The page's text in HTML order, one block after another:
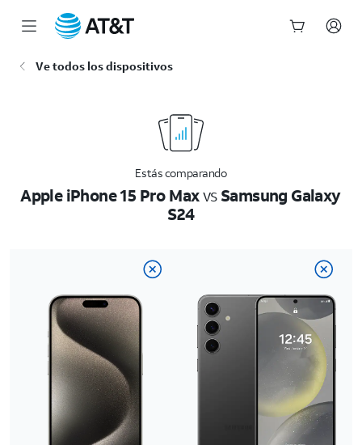
Ve todos los dispositivos
Estás comparando
Apple iPhone 15 Pro MaxvsSamsung Galaxy
S24